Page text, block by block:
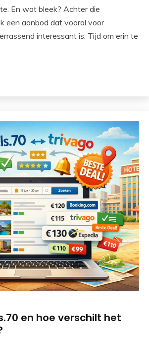
En wat bleek? Achter die
een aanbod dat vooral voor
interessant is. Tijd om erin te
en hoe verschilt het